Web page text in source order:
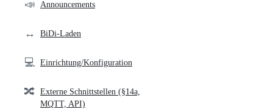
📣 Announcements
↔️ BiDi-Laden
💻 Einrichtung/Konfiguration
🔀 Externe Schnittstellen (§14a,
MQTT, API)